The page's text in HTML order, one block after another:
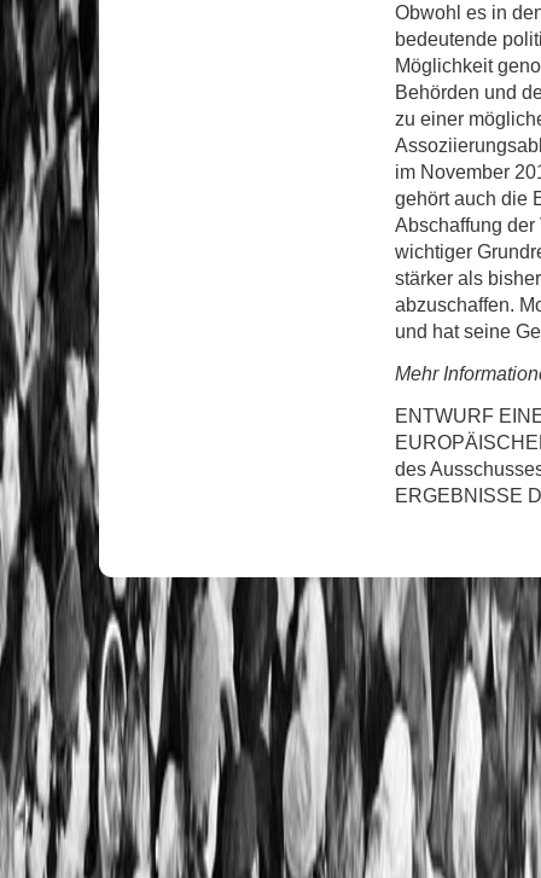
Obwohl es in
bedeutende
Möglichkeit
Behörden und
zu einer
im November
gehört auch die
Abschaffung
wichtiger
stärker als
abzuschaffen.
und hat seine
Mehr
ENTWURF
des
ERGEBNISSE